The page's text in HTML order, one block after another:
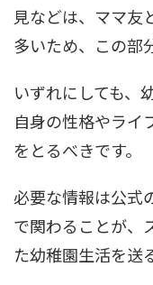
見などは、ママ友
多いため、この部
いずれにしても、
自身の性格やライ
をとるべきです。
必要な情報は公式
で関わることが、
た幼稚園生活を送